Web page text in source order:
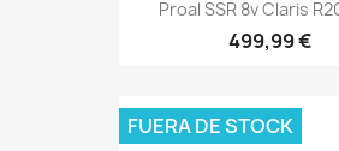
Proal SSR 8v Claris
499,99 €
FUERA DE STOCK